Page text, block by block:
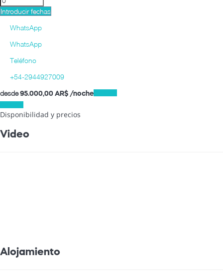
Introducir fechas
WhatsApp
WhatsApp
Teléfono
+54-2944927009
desde95.000,00 AR$ /noche
Disponibilidad y precios
Video
Alojamiento